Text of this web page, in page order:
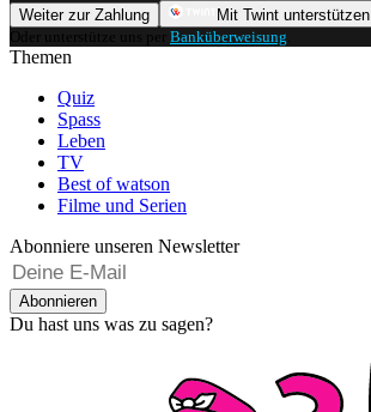
Weiter zur Zahlung
Mit Twint unterstützen
Oder unterstütze uns per Banküberweisung
Themen
Quiz
Spass
Leben
TV
Best of watson
Filme und Serien
Abonniere unseren Newsletter
Abonnieren
Du hast uns was zu sagen?